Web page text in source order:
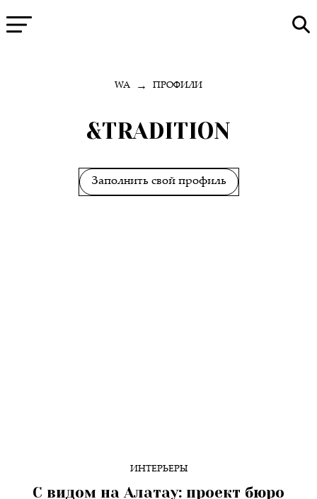
WA → ПРОФИЛИ
&TRADITION
Заполнить свой профиль
ИНТЕРЬЕРЫ
C видом на Алатау: проект бюро